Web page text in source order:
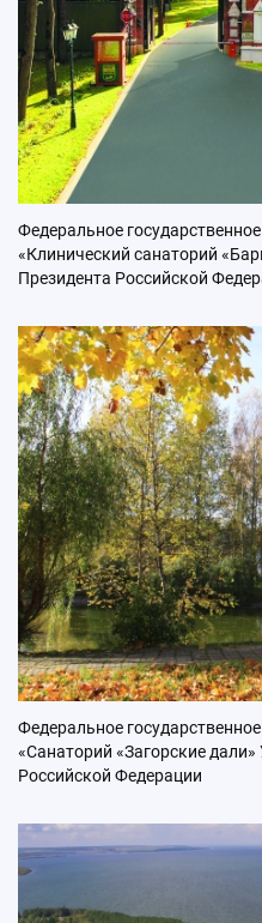
Федеральное
«Клинический cанаторий
Президента Российской
Федеральное
«Санаторий «Загорские
Российской Федерации